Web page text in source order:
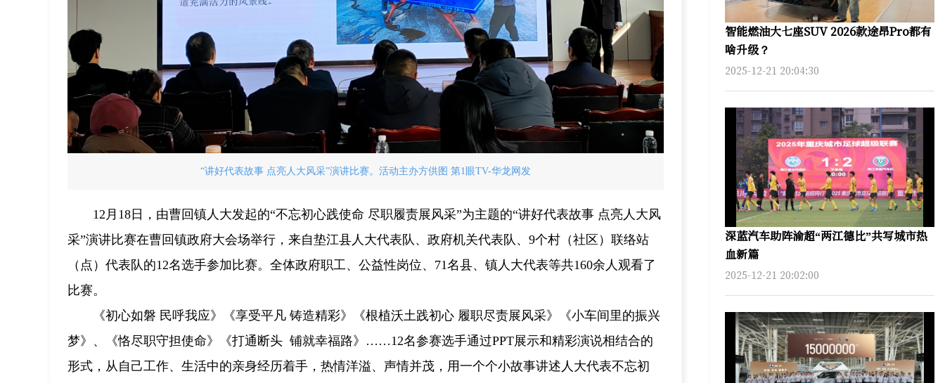
“讲好代表故事 点亮人大风采”演讲比赛。活动主办方供图 第1眼TV-华龙网发
12月18日，由曹回镇人大发起的“不忘初心践使命 尽职履责展风采”为主题的“讲好代表故事 点亮人大风
采”演讲比赛在曹回镇政府大会场举行，来自垫江县人大代表队、政府机关代表队、9个村（社区）联络站
（点）代表队的12名选手参加比赛。全体政府职工、公益性岗位、71名县、镇人大代表等共160余人观看了
比赛。
《初心如磐 民呼我应》《享受平凡 铸造精彩》《根植沃土践初心 履职尽责展风采》《小车间里的振兴
梦》、《恪尽职守担使命》《打通断头 铺就幸福路》……12名参赛选手通过PPT展示和精彩演说相结合的
形式，从自己工作、生活中的亲身经历着手，热情洋溢、声情并茂，用一个个小故事讲述人大代表不忘初
智能燃油大七座SUV 2026款途昂Pro都有
啥升级？
2025-12-21 20:04:30
深蓝汽车助阵渝超“两江德比”共写城市热
血新篇
2025-12-21 20:02:00